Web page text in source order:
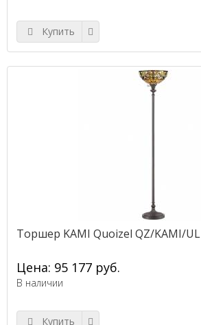
Купить
Торшер KAMI Quoizel QZ/KAMI/UL
Цена: 95 177 руб.
В наличии
Купить